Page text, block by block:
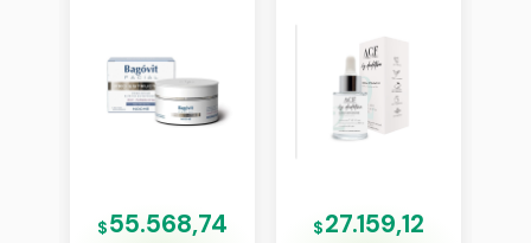
$55.568,74 $27.159,12